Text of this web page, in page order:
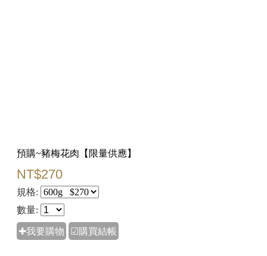
預購~豬梅花肉【限量供應】
NT$270
規格:
數量:
✚我要購物 ☑購買結帳